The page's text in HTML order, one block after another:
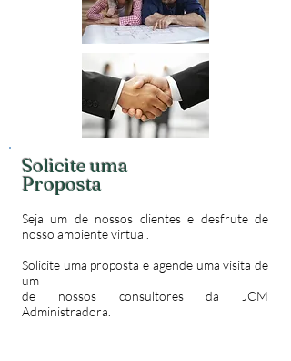
Solicite uma
Proposta
Seja um de nossos clientes e desfrute de
nosso ambiente virtual.
Solicite uma proposta e agende uma visita de
um
de nossos consultores da JCM
Administradora.